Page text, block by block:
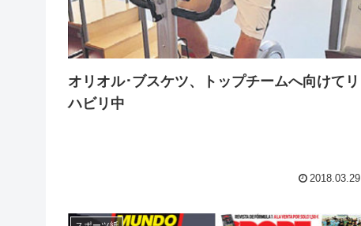
オリオル･ブスケツ、トップチームへ向けてリ
ハビリ中
2018.03.29